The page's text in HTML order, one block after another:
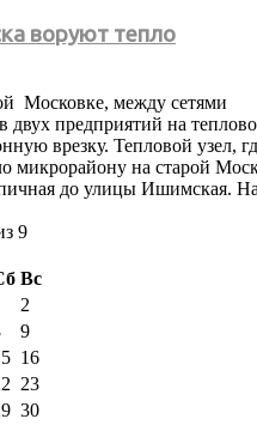
воруют тепло
Московке, между сетями
двух предприятий на
врезку. Тепловой узел,
микрорайону на старой
до улицы Ишимская.
9
Вс
2
9
16
23
30